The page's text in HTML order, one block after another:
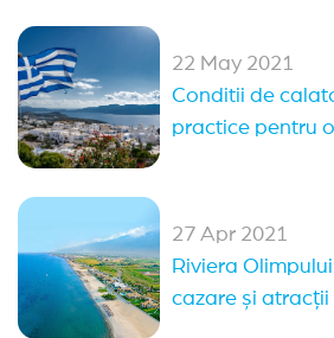
22 May 2021
Conditii de
practice pentru
27 Apr 2021
Riviera
cazare și